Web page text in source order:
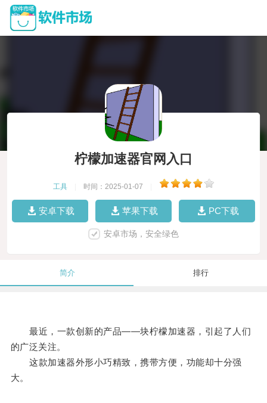
柠檬加速器官网入口
工具 时间：2025-01-07
安卓下载 苹果下载 PC下载
安卓市场，安全绿色
简介 排行
最近，一款创新的产品——块柠檬加速器，引起了人们
的广泛关注。
这款加速器外形小巧精致，携带方便，功能却十分强
大。